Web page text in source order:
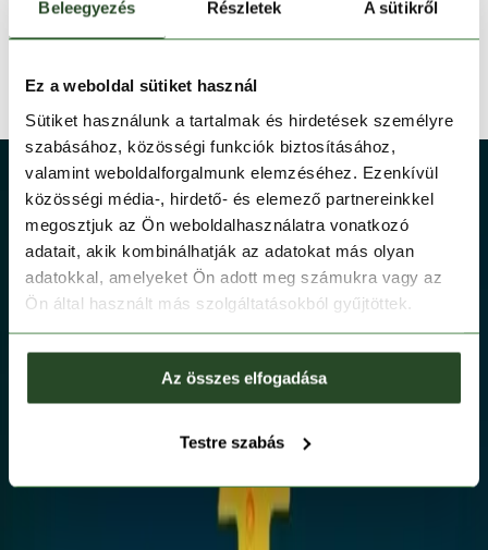
Beleegyezés Részletek A sütikről
Ez a weboldal sütiket használ
Sütiket használunk a tartalmak és hirdetések személyre
szabásához, közösségi funkciók biztosításához,
valamint weboldalforgalmunk elemzéséhez. Ezenkívül
közösségi média-, hirdető- és elemező partnereinkkel
megosztjuk az Ön weboldalhasználatra vonatkozó
adatait, akik kombinálhatják az adatokat más olyan
adatokkal, amelyeket Ön adott meg számukra vagy az
Ön által használt más szolgáltatásokból gyűjtöttek.
Az összes elfogadása
Testre szabás
TERMÉK RÉSZLETEK
TECHNOLÓGIÁK